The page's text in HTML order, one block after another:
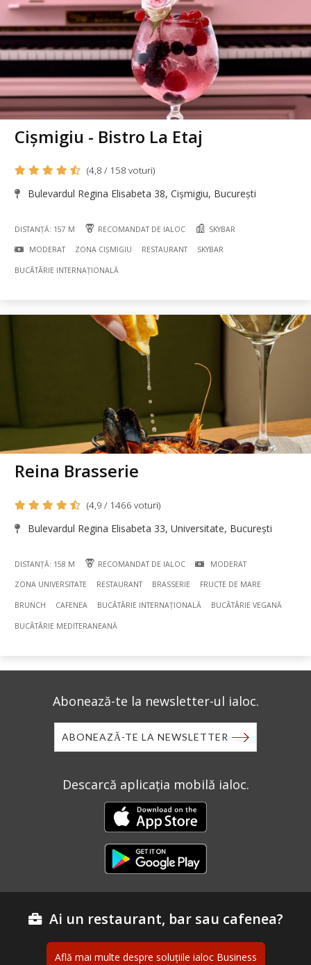
Cișmigiu - Bistro La Etaj
(4,8 / 158 voturi)
Bulevardul Regina Elisabeta 38, Cișmigiu, București
DISTANȚĂ: 157 M RECOMANDAT DE IALOC SKYBAR
MODERAT ZONA CIȘMIGIU RESTAURANT SKYBAR
BUCÃTÃRIE INTERNAȚIONALĂ
Reina Brasserie
(4,9 / 1466 voturi)
Bulevardul Regina Elisabeta 33, Universitate, București
DISTANȚĂ: 158 M RECOMANDAT DE IALOC MODERAT
ZONA UNIVERSITATE RESTAURANT BRASSERIE FRUCTE DE MARE
BRUNCH CAFENEA BUCÃTÃRIE INTERNAȚIONALĂ BUCÃTÃRIE VEGANĂ
BUCÃTÃRIE MEDITERANEANĂ
Abonează-te la newsletter-ul ialoc.
ABONEAZĂ-TE LA NEWSLETTER
Descarcă aplicația mobilă ialoc.
Ai un restaurant, bar sau cafenea?
Află mai multe despre soluțiile ialoc Business